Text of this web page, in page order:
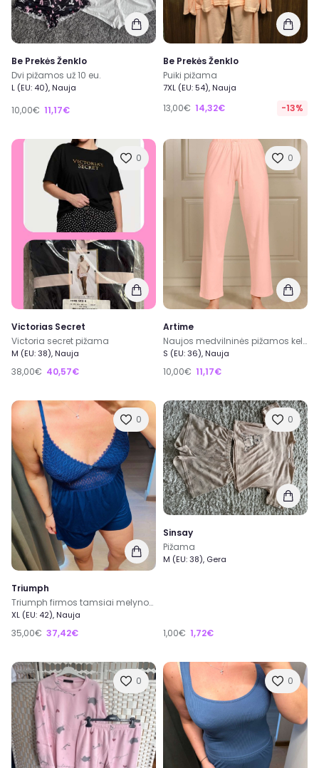
Be Prekės Ženklo
Dvi pižamos už 10 eu.
L (EU: 40), Nauja
10,00€ 11,17€
Be Prekės Ženklo
Puiki pižama
7XL (EU: 54), Nauja
13,00€ 14,32€ -13%
0
Victorias Secret
Victoria secret pižama
M (EU: 38), Nauja
38,00€ 40,57€
0
Artime
Naujos medvilninės pižamos kelnės
S (EU: 36), Nauja
10,00€ 11,17€
0
Triumph
Triumph firmos tamsiai melynos spalvos pizama su sortais 42 dydis
XL (EU: 42), Nauja
35,00€ 37,42€
0
Sinsay
Pižama
M (EU: 38), Gera
1,00€ 1,72€
0 0